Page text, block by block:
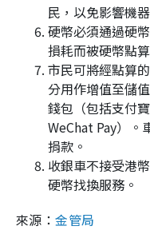
民，以免影響機
硬幣必須通過硬
損耗而被硬幣點
市民可將經點算
分用作增值至儲
錢包（包括支付
WeChat Pay）。
捐款。
收銀車不接受港
硬幣找換服務。
來源：金管局